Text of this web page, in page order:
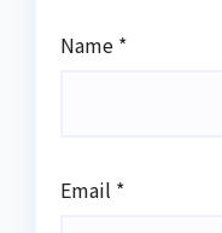
Name *
Email *